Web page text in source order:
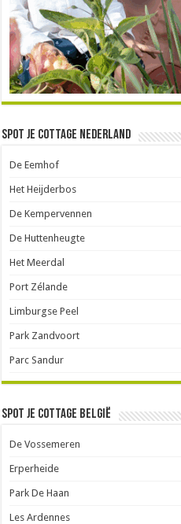
Spot je Cottage Nederland
De Eemhof
Het Heijderbos
De Kempervennen
De Huttenheugte
Het Meerdal
Port Zélande
Limburgse Peel
Park Zandvoort
Parc Sandur
Spot je cottage België
De Vossemeren
Erperheide
Park De Haan
Les Ardennes